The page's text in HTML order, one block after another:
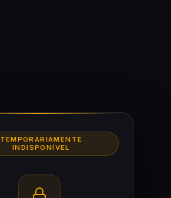
TEMPORARIAMENTE
INDISPONÍVEL